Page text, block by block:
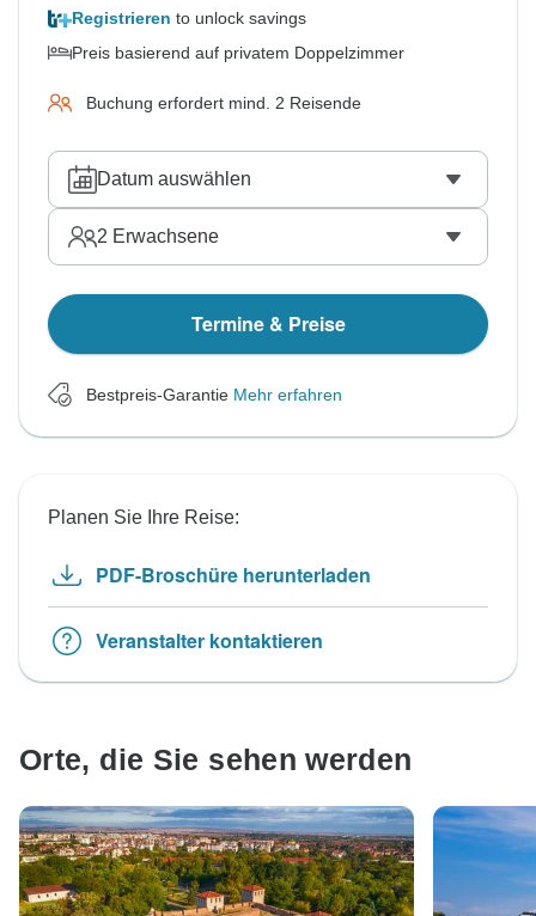
Registrieren to unlock savings
Preis basierend auf privatem Doppelzimmer
Buchung erfordert mind. 2 Reisende
Datum auswählen
2 Erwachsene
Termine & Preise
Bestpreis-Garantie Mehr erfahren
Planen Sie Ihre Reise:
PDF-Broschüre herunterladen
Veranstalter kontaktieren
Orte, die Sie sehen werden